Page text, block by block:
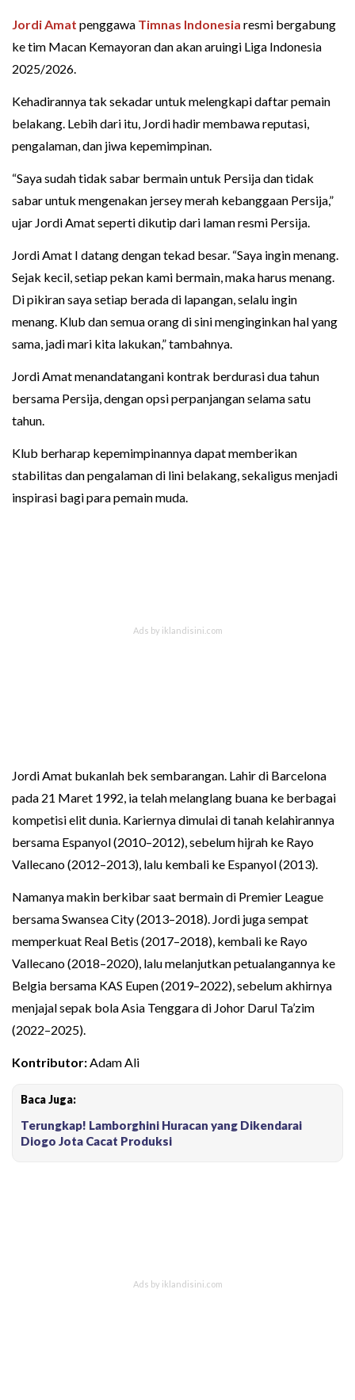
Jordi Amat penggawa Timnas Indonesia resmi bergabung
ke tim Macan Kemayoran dan akan aruingi Liga Indonesia
2025/2026.
Kehadirannya tak sekadar untuk melengkapi daftar pemain
belakang. Lebih dari itu, Jordi hadir membawa reputasi,
pengalaman, dan jiwa kepemimpinan.
“Saya sudah tidak sabar bermain untuk Persija dan tidak
sabar untuk mengenakan jersey merah kebanggaan Persija,”
ujar Jordi Amat seperti dikutip dari laman resmi Persija.
Jordi Amat I datang dengan tekad besar. “Saya ingin menang.
Sejak kecil, setiap pekan kami bermain, maka harus menang.
Di pikiran saya setiap berada di lapangan, selalu ingin
menang. Klub dan semua orang di sini menginginkan hal yang
sama, jadi mari kita lakukan,” tambahnya.
Jordi Amat menandatangani kontrak berdurasi dua tahun
bersama Persija, dengan opsi perpanjangan selama satu
tahun.
Klub berharap kepemimpinannya dapat memberikan
stabilitas dan pengalaman di lini belakang, sekaligus menjadi
inspirasi bagi para pemain muda.
Jordi Amat bukanlah bek sembarangan. Lahir di Barcelona
pada 21 Maret 1992, ia telah melanglang buana ke berbagai
kompetisi elit dunia. Kariernya dimulai di tanah kelahirannya
bersama Espanyol (2010–2012), sebelum hijrah ke Rayo
Vallecano (2012–2013), lalu kembali ke Espanyol (2013).
Namanya makin berkibar saat bermain di Premier League
bersama Swansea City (2013–2018). Jordi juga sempat
memperkuat Real Betis (2017–2018), kembali ke Rayo
Vallecano (2018–2020), lalu melanjutkan petualangannya ke
Belgia bersama KAS Eupen (2019–2022), sebelum akhirnya
menjajal sepak bola Asia Tenggara di Johor Darul Ta’zim
(2022–2025).
Kontributor:Adam Ali
Baca Juga:
Terungkap! Lamborghini Huracan yang Dikendarai
Diogo Jota Cacat Produksi